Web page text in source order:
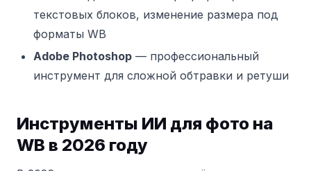
текстовых блоков, изменение размера под
форматы WB
Adobe Photoshop — профессиональный
инструмент для сложной обтравки и ретуши
Инструменты ИИ для фото на
WB в 2026 году